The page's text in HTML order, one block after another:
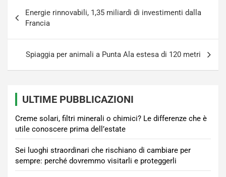
articoli
Energie rinnovabili, 1,35 miliardi di investimenti dalla
Francia
Spiaggia per animali a Punta Ala estesa di 120 metri
ULTIME PUBBLICAZIONI
Creme solari, filtri minerali o chimici? Le differenze che è
utile conoscere prima dell’estate
Sei luoghi straordinari che rischiano di cambiare per
sempre: perché dovremmo visitarli e proteggerli